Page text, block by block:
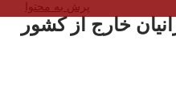
خارج از کشور
پرش به محتوا